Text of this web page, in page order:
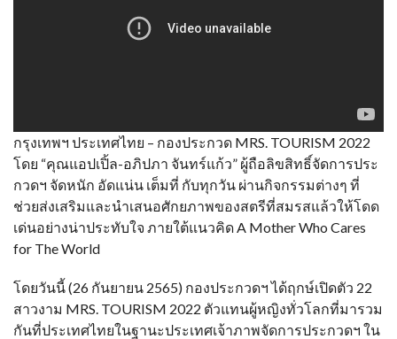
กรุงเทพฯ ประเทศไทย – กองประกวด MRS. TOURISM 2022
โดย “คุณแอปเปิ้ล-อภิปภา จันทร์แก้ว” ผู้ถือลิขสิทธิ์จัดการประ
กวดฯ จัดหนัก อัดแน่น เต็มที่ กับทุกวัน ผ่านกิจกรรมต่างๆ ที่
ช่วยส่งเสริมและนำเสนอศักยภาพของสตรีที่สมรสแล้วให้โดด
เด่นอย่างน่าประทับใจ ภายใต้แนวคิด A Mother Who Cares
for The World
โดยวันนี้ (26 กันยายน 2565) กองประกวดฯ ได้ฤกษ์เปิดตัว 22
สาวงาม MRS. TOURISM 2022 ตัวแทนผู้หญิงทั่วโลกที่มารวม
กันที่ประเทศไทยในฐานะประเทศเจ้าภาพจัดการประกวดฯ ใน